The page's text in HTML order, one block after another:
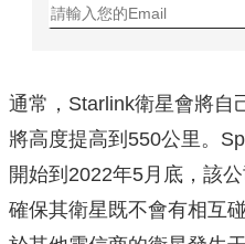
通常，Starlink衛星會將自
將高度提高到550公里。
開始到2022年5月底，該
確保其衛星既不會有相互